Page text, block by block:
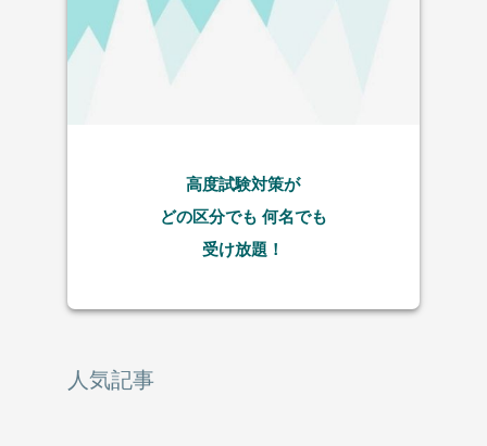
高度試験対策が
どの区分でも 何名でも
受け放題！
人気記事